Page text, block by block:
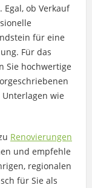
ob Verkauf
für eine
Für das
Sie hochwertige
wie
Renovierungen
und empfehle
regionalen
für Sie als